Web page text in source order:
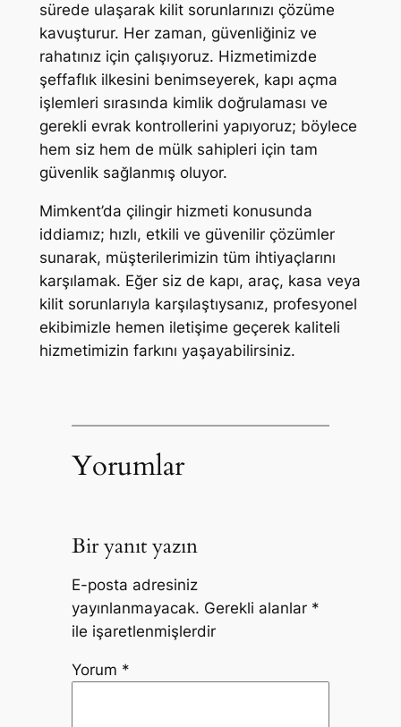
sürede ulaşarak kilit sorunlarınızı çözüme
kavuşturur. Her zaman, güvenliğiniz ve
rahatınız için çalışıyoruz. Hizmetimizde
şeffaflık ilkesini benimseyerek, kapı açma
işlemleri sırasında kimlik doğrulaması ve
gerekli evrak kontrollerini yapıyoruz; böylece
hem siz hem de mülk sahipleri için tam
güvenlik sağlanmış oluyor.
Mimkent’da çilingir hizmeti konusunda
iddiamız; hızlı, etkili ve güvenilir çözümler
sunarak, müşterilerimizin tüm ihtiyaçlarını
karşılamak. Eğer siz de kapı, araç, kasa veya
kilit sorunlarıyla karşılaştıysanız, profesyonel
ekibimizle hemen iletişime geçerek kaliteli
hizmetimizin farkını yaşayabilirsiniz.
Yorumlar
Bir yanıt yazın
E-posta adresiniz
yayınlanmayacak. Gerekli alanlar *
ile işaretlenmişlerdir
Yorum *